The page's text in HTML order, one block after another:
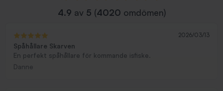
4.9 av 5 (4020 omdömen)
2026/03/13
Spåhållare Skarven
En perfekt spåhållare för kommande isfiske.
Danne